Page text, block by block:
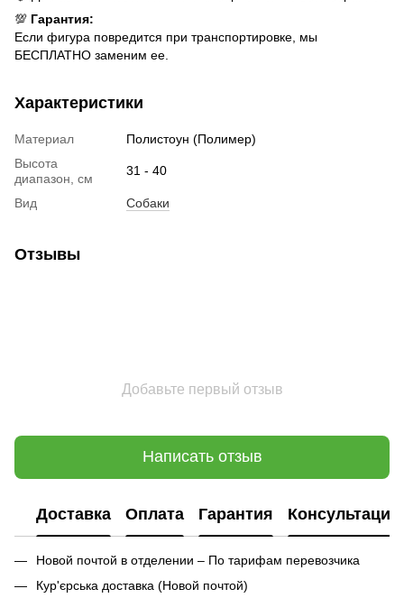
💯 Гарантия:
Если фигура повредится при транспортировке, мы
БЕСПЛАТНО заменим ее.
Характеристики
Материал
Полистоун (Полимер)
Высота
диапазон, см
31 - 40
Вид Собаки
Отзывы
Добавьте первый отзыв
Написать отзыв
Доставка Оплата Гарантия Консультация
Новой почтой в отделении – По тарифам перевозчика
Кур'єрська доставка (Новой почтой)